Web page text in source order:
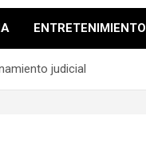
ENTRETENIMIENTO
judicial